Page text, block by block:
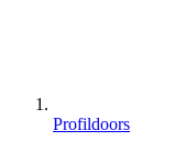
Profildoors